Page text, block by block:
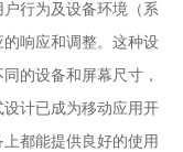
行为及设备环境（系
响应和调整。这种设
的设备和屏幕尺寸，
计已成为移动应用开
都能提供良好的使用